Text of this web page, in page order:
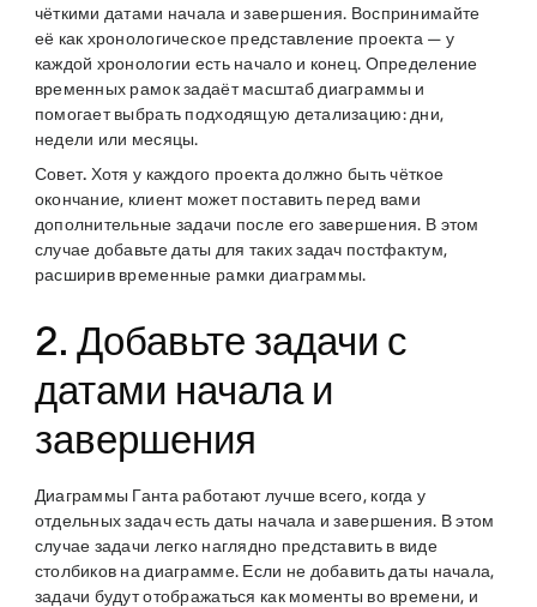
чёткими датами начала и завершения. Воспринимайте
её как хронологическое представление проекта — у
каждой хронологии есть начало и конец. Определение
временных рамок задаёт масштаб диаграммы и
помогает выбрать подходящую детализацию: дни,
недели или месяцы.
Совет. Хотя у каждого проекта должно быть чёткое
окончание, клиент может поставить перед вами
дополнительные задачи после его завершения. В этом
случае добавьте даты для таких задач постфактум,
расширив временные рамки диаграммы.
2. Добавьте задачи с
датами начала и
завершения
Диаграммы Ганта работают лучше всего, когда у
отдельных задач есть даты начала и завершения. В этом
случае задачи легко наглядно представить в виде
столбиков на диаграмме. Если не добавить даты начала,
задачи будут отображаться как моменты во времени, и